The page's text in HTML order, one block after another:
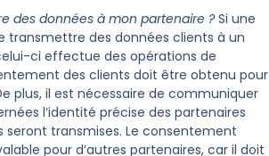
des données à mon partenaire ?Si une
transmettre des données clients à un
ci effectue des opérations de
des clients doit être obtenu pour
plus, il est nécessaire de communiquer
l’identité précise des partenaires
seront transmises. Le consentement
pour d’autres partenaires, car il doit